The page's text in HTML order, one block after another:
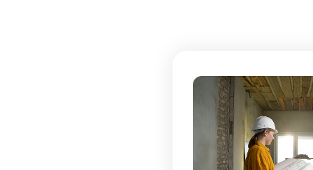
Projetos
Comerciais
Desenvolvemos
queimpulsionam